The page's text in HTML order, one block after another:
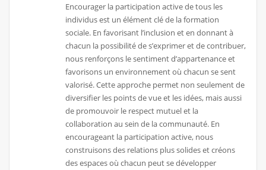
Encourager la participation active de tous les
individus est un élément clé de la formation
sociale. En favorisant l’inclusion et en donnant à
chacun la possibilité de s’exprimer et de contribuer,
nous renforçons le sentiment d’appartenance et
favorisons un environnement où chacun se sent
valorisé. Cette approche permet non seulement de
diversifier les points de vue et les idées, mais aussi
de promouvoir le respect mutuel et la
collaboration au sein de la communauté. En
encourageant la participation active, nous
construisons des relations plus solides et créons
des espaces où chacun peut se développer